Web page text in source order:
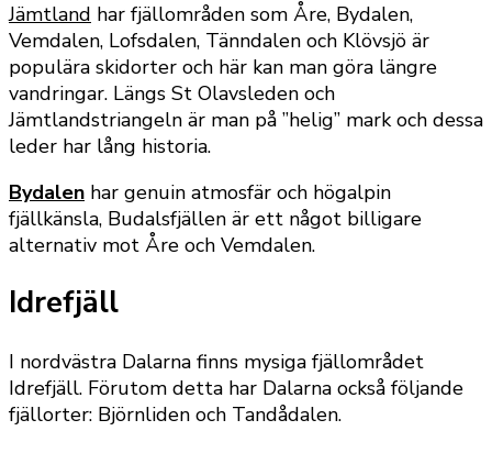
Jämtland har fjällområden som Åre, Bydalen,
Vemdalen, Lofsdalen, Tänndalen och Klövsjö är
populära skidorter och här kan man göra längre
vandringar. Längs St Olavsleden och
Jämtlandstriangeln är man på ”helig” mark och dessa
leder har lång historia.
Bydalen har genuin atmosfär och högalpin
fjällkänsla, Budalsfjällen är ett något billigare
alternativ mot Åre och Vemdalen.
Idrefjäll
I nordvästra Dalarna finns mysiga fjällområdet
Idrefjäll. Förutom detta har Dalarna också följande
fjällorter: Björnliden och Tandådalen.